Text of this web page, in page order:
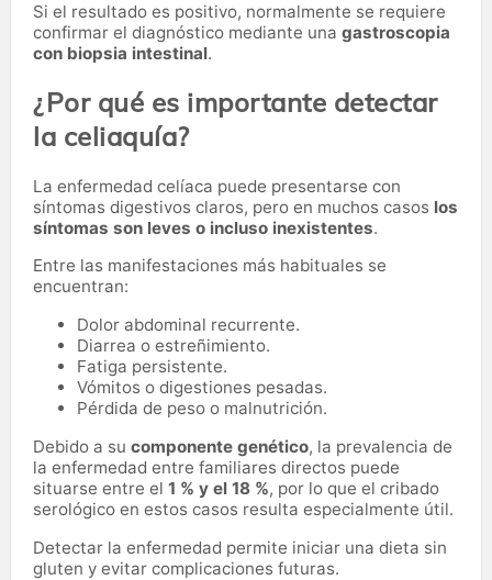
Si el resultado es positivo, normalmente se requiere
confirmar el diagnóstico mediante una gastroscopia
con biopsia intestinal.
¿Por qué es importante detectar
la celiaquía?
La enfermedad celíaca puede presentarse con
síntomas digestivos claros, pero en muchos casos los
síntomas son leves o incluso inexistentes.
Entre las manifestaciones más habituales se
encuentran:
Dolor abdominal recurrente.
Diarrea o estreñimiento.
Fatiga persistente.
Vómitos o digestiones pesadas.
Pérdida de peso o malnutrición.
Debido a su componente genético, la prevalencia de
la enfermedad entre familiares directos puede
situarse entre el 1 % y el 18 %, por lo que el cribado
serológico en estos casos resulta especialmente útil.
Detectar la enfermedad permite iniciar una dieta sin
gluten y evitar complicaciones futuras.